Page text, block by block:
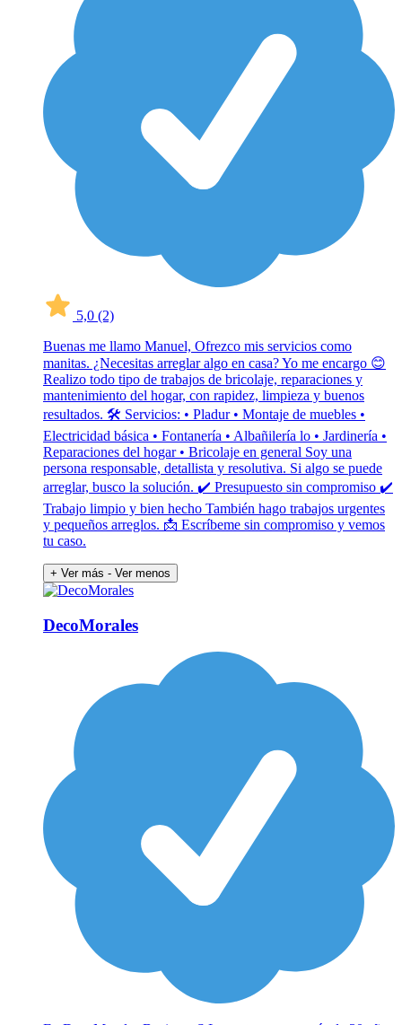
5,0 (2)
Buenas me llamo Manuel, Ofrezco mis servicios como
manitas. ¿Necesitas arreglar algo en casa? Yo me encargo 😊
Realizo todo tipo de trabajos de bricolaje, reparaciones y
mantenimiento del hogar, con rapidez, limpieza y buenos
resultados. 🛠 Servicios: • Pladur • Montaje de muebles •
Electricidad básica • Fontanería • Albañilería lo • Jardinería •
Reparaciones del hogar • Bricolaje en general Soy una
persona responsable, detallista y resolutiva. Si algo se puede
arreglar, busco la solución. ✔ Presupuesto sin compromiso ✔
Trabajo limpio y bien hecho También hago trabajos urgentes
y pequeños arreglos. 📩 Escríbeme sin compromiso y vemos
tu caso.
+ Ver más - Ver menos
DecoMorales